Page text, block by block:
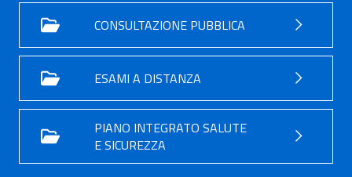
CONSULTAZIONE PUBBLICA
ESAMI A DISTANZA
PIANO INTEGRATO SALUTE
E SICUREZZA